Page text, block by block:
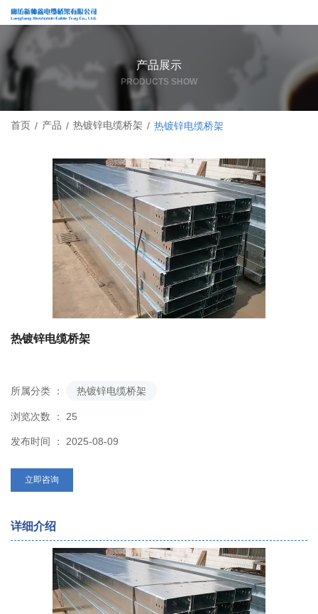
产品展示
PRODUCTS SHOW
首页 / 产品 / 热镀锌电缆桥架 / 热镀锌电缆桥架
热镀锌电缆桥架
所属分类 ： 热镀锌电缆桥架
浏览次数 ： 25
发布时间 ： 2025-08-09
立即咨询
详细介绍